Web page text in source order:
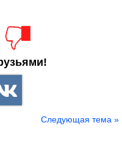
Следующая тема »